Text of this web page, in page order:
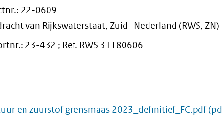
22-0609
van Rijkswaterstaat, Zuid- Nederland (RWS, ZN)
23-432 ; Ref. RWS 31180606
en zuurstof grensmaas 2023_definitief_FC.pdf